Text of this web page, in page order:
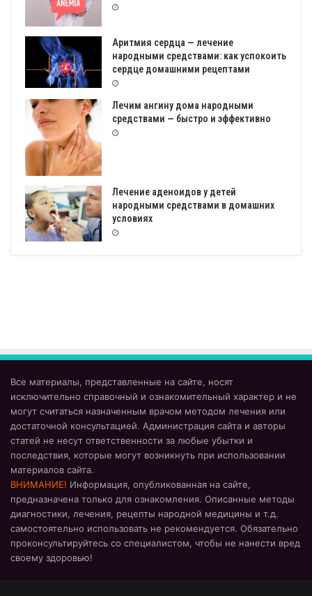
Аритмия сердца — лечение
народными средствами: как успокоить
сердце домашними рецептами
Лечим ангину дома народными
средствами — быстро и эффективно
Лечение аденоидов у детей
народными средствами в домашних
условиях
Все материалы, представленные на сайте, носят
исключительно справочный и ознакомительный характер и не
могут считаться назначенным врачом методом лечения или
достаточной консультацией. Администрация сайта и авторы
статей не несут ответственности за любые убытки и
последствия, которые могут возникнуть при использовании
материалов сайта.
ВНИМАНИЕ! Информация, опубликованная на сайте,
предназначена только для ознакомления. Описанные методы
диагностики, лечения, рецепты народной медицины и т.д.
самостоятельно использовать не рекомендуется. Обязательно
проконсультируйтесь со специалистом, чтобы не нанести вред
своему здоровью!